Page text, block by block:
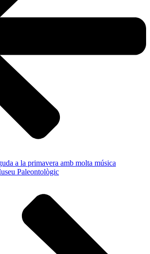
a la primavera amb molta música
Paleontològic